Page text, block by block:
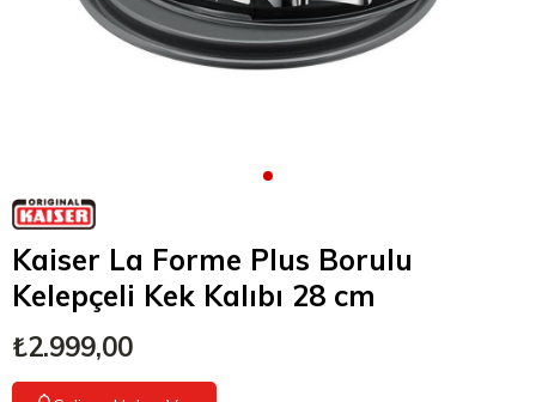
Kaiser La Forme Plus Borulu
Kelepçeli Kek Kalıbı 28 cm
₺2.999,00